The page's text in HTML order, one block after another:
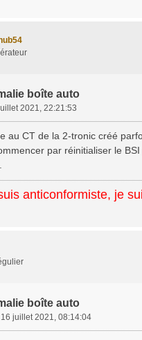
boîte auto
2021, 22:21:53
au CT de la 2-tronic créé
par réinitialiser le
anticonformiste, je
boîte auto
juillet 2021, 08:14:04